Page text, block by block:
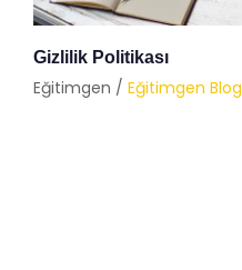
Gizlilik Politikası
Eğitimgen / Eğitimgen Blog